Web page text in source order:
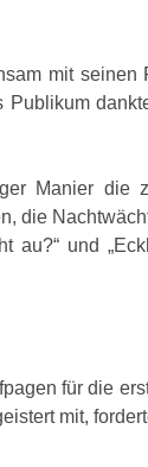
mit seinen
Manier die
die
au?“ und
für die
mit,